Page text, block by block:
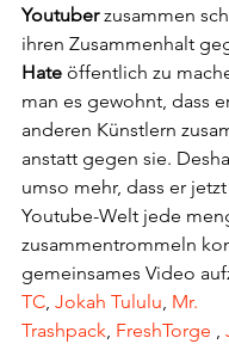
Youtuber zusammen
ihren Zusammenhalt
Hate öffentlich zu
man es gewohnt, dass
anderen Künstlern
anstatt gegen sie.
umso mehr, dass er
Youtube-Welt jede
zusammentrommeln
gemeinsames Video
TC, Jokah Tululu, Mr.
Trashpack, FreshTorge ,